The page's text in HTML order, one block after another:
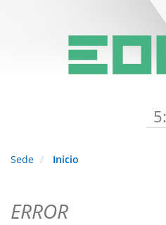
Sede Inicio
ERROR